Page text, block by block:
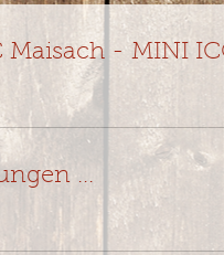
Maisach - MINI
...